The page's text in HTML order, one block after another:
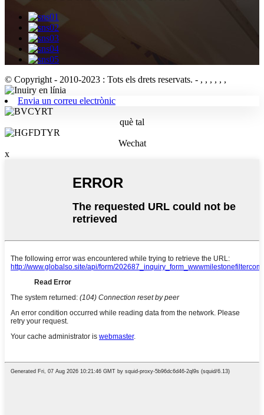
© Copyright - 2010-2023 : Tots els drets reservats. - , , , , , ,
Envia un correu electrònic
què tal
Wechat
x